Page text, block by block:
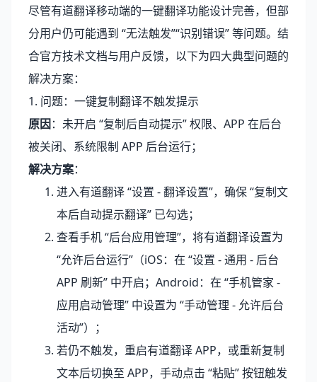
尽管有道翻译移动端的一键翻译功能设计完善，但部
分用户仍可能遇到 “无法触发”“识别错误” 等问题。结
合官方技术文档与用户反馈，以下为四大典型问题的
解决方案：
1. 问题：一键复制翻译不触发提示
原因：未开启 “复制后自动提示” 权限、APP 在后台
被关闭、系统限制 APP 后台运行；
解决方案：
进入有道翻译 “设置 - 翻译设置”，确保 “复制文
本后自动提示翻译” 已勾选；
查看手机 “后台应用管理”，将有道翻译设置为
“允许后台运行”（iOS：在 “设置 - 通用 - 后台
APP 刷新” 中开启；Android：在 “手机管家 -
应用启动管理” 中设置为 “手动管理 - 允许后台
活动”）；
若仍不触发，重启有道翻译 APP，或重新复制
文本后切换至 APP，手动点击 “粘贴” 按钮触发